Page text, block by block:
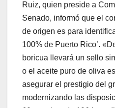
Ruiz, quien preside a
Senado, informó que el
de origen es para
100% de Puerto Rico’.
boricua llevará un sello
o el aceite puro de oliva
asegurar el prestigio del
modernizando las